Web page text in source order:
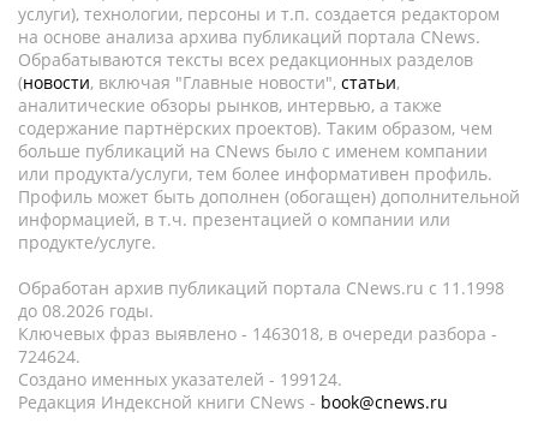
услуги), технологии, персоны и т.п. создается редактором
на основе анализа архива публикаций портала CNews.
Обрабатываются тексты всех редакционных разделов
(новости, включая "Главные новости", статьи,
аналитические обзоры рынков, интервью, а также
содержание партнёрских проектов). Таким образом, чем
больше публикаций на CNews было с именем компании
или продукта/услуги, тем более информативен профиль.
Профиль может быть дополнен (обогащен) дополнительной
информацией, в т.ч. презентацией о компании или
продукте/услуге.
Обработан архив публикаций портала CNews.ru c 11.1998
до 08.2026 годы.
Ключевых фраз выявлено - 1463018, в очереди разбора -
724624.
Создано именных указателей - 199124.
Редакция Индексной книги CNews - book@cnews.ru